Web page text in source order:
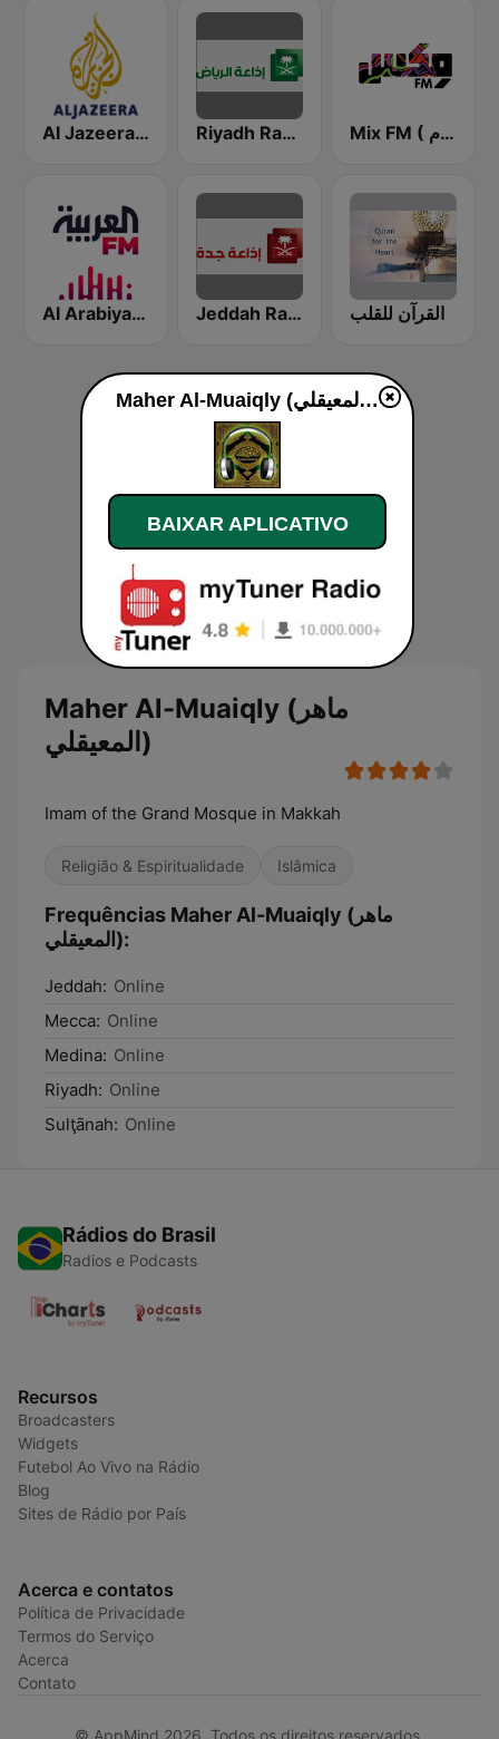
Al Jazeera Arabic (قناة الجزيرة) Riyadh Radio اذاعة الرياض Mix FM ( مكس إف إم )
Al Arabiya (العربية FM) Jeddah Radio اذاعة جدة القرآن للقلب
Maher Al-Muaiqly (ماهر
المعيقلي)
Imam of the Grand Mosque in Makkah
Religião & Espiritualidade Islâmica
Frequências Maher Al-Muaiqly (ماهر
المعيقلي):
Jeddah: Online
Mecca: Online
Medina: Online
Riyadh: Online
Sulţānah: Online
Rádios do Brasil
Radios e Podcasts
Recursos
Broadcasters
Widgets
Futebol Ao Vivo na Rádio
Blog
Sites de Rádio por País
Acerca e contatos
Política de Privacidade
Termos do Serviço
Acerca
Contato
© AppMind 2026. Todos os direitos reservados.
Maher Al-Muaiqly (ماهر المعيقلي) ao vivo
BAIXAR APLICATIVO